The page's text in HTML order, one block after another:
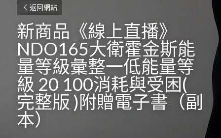
返回網站
新商品《線上直播》
NDO165大衛霍金斯能
量等級彙整一低能量等
級 20 100消耗與受困(
完整版 )附贈電子書（副
本）